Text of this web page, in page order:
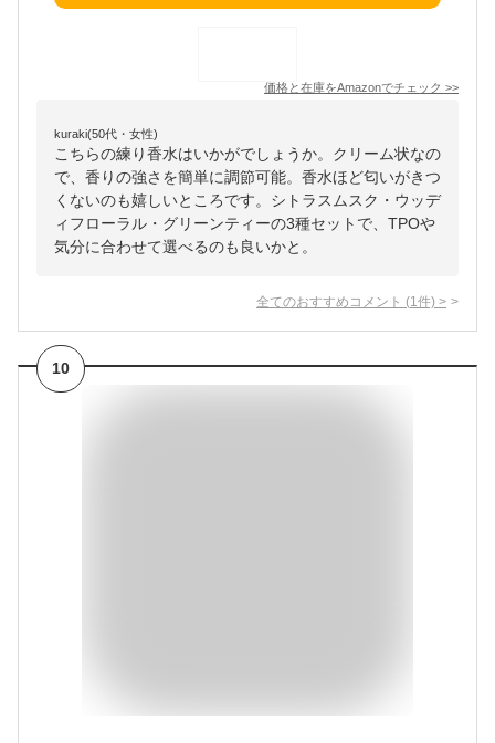
価格と在庫をAmazonでチェック >>
kuraki(50代・女性)
こちらの練り香水はいかがでしょうか。クリーム状なの
で、香りの強さを簡単に調節可能。香水ほど匂いがきつ
くないのも嬉しいところです。シトラスムスク・ウッデ
ィフローラル・グリーンティーの3種セットで、TPOや
気分に合わせて選べるのも良いかと。
全てのおすすめコメント (1 件) >
10